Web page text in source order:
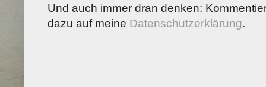
Und auch immer dran denken:
dazu auf meine Datenschutzerklärung.